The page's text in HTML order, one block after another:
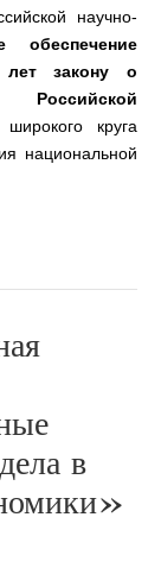
научно-
обеспечение
лет закону о
Российской
круга
национальной
в